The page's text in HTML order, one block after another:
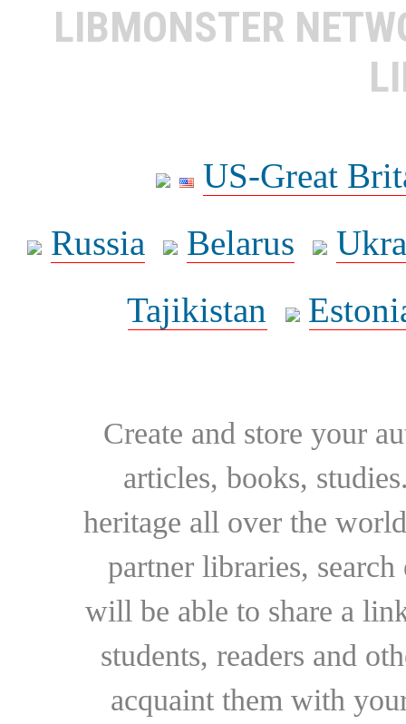
LIBMONSTER
US-Great
Russia
Belarus
Tajikistan
Create and store your
articles, books,
heritage all over the
partner libraries,
will be able to share a
students, readers and
acquaint them with